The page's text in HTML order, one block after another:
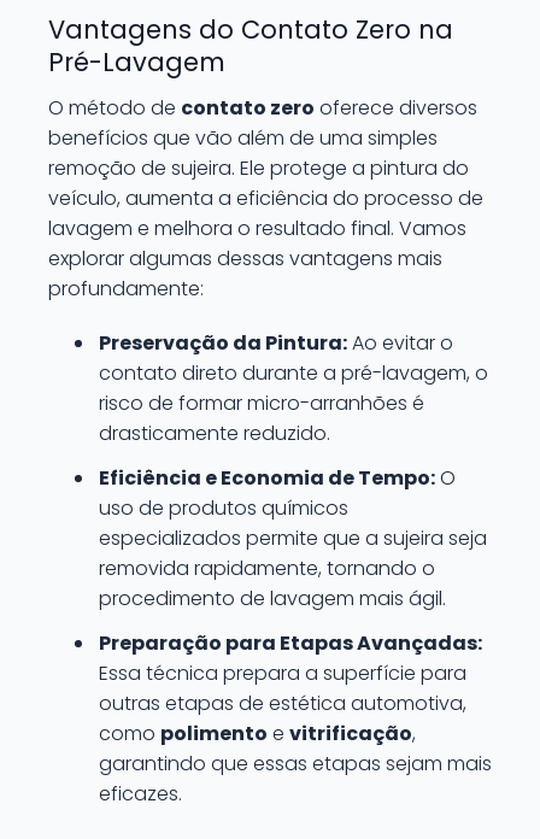
Vantagens do Contato Zero na
Pré-Lavagem
O método de contato zero oferece diversos
benefícios que vão além de uma simples
remoção de sujeira. Ele protege a pintura do
veículo, aumenta a eficiência do processo de
lavagem e melhora o resultado final. Vamos
explorar algumas dessas vantagens mais
profundamente:
Preservação da Pintura:Ao evitar o
contato direto durante a pré-lavagem, o
risco de formar micro-arranhões é
drasticamente reduzido.
Eficiência e Economia de Tempo:O
uso de produtos químicos
especializados permite que a sujeira seja
removida rapidamente, tornando o
procedimento de lavagem mais ágil.
Preparação para Etapas Avançadas:
Essa técnica prepara a superfície para
outras etapas de estética automotiva,
como polimento e vitrificação,
garantindo que essas etapas sejam mais
eficazes.